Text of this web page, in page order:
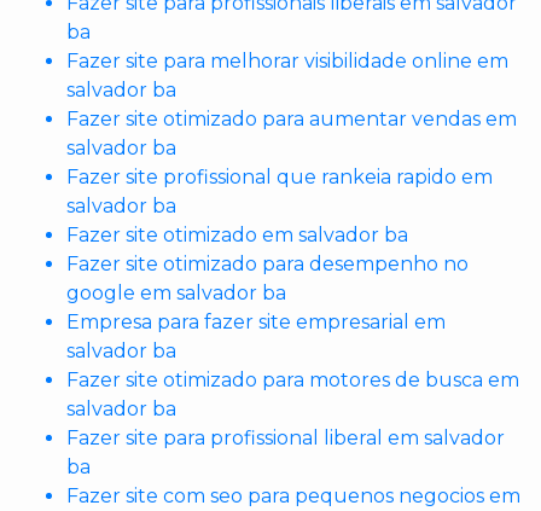
ba
Fazer site para melhorar visibilidade online em
salvador ba
Fazer site otimizado para aumentar vendas em
salvador ba
Fazer site profissional que rankeia rapido em
salvador ba
Fazer site otimizado em salvador ba
Fazer site otimizado para desempenho no
google em salvador ba
Empresa para fazer site empresarial em
salvador ba
Fazer site otimizado para motores de busca em
salvador ba
Fazer site para profissional liberal em salvador
ba
Fazer site com seo para pequenos negocios em